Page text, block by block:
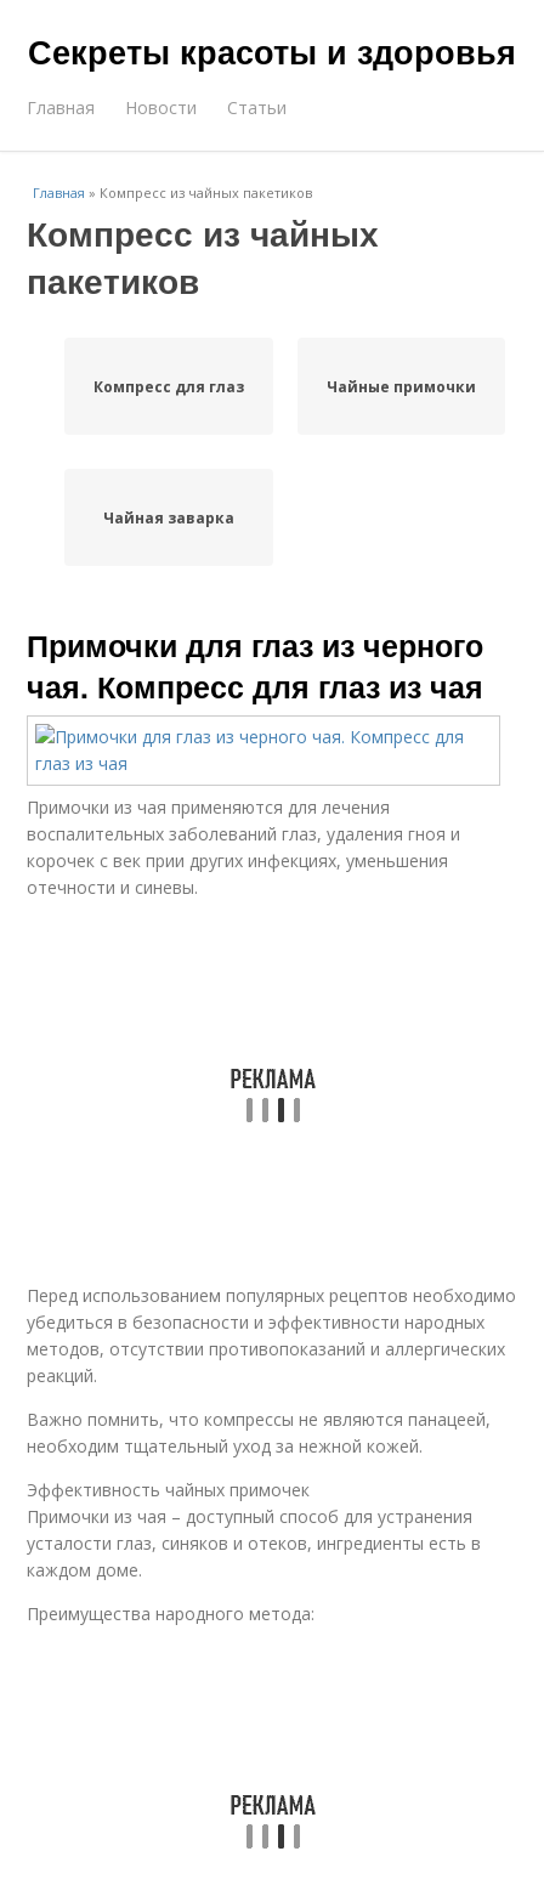
Секреты красоты и здоровья
Главная Новости Статьи
Главная » Компресс из чайных пакетиков
Компресс из чайных
пакетиков
Компресс для глаз Чайные примочки
Чайная заварка
Примочки для глаз из черного
чая. Компресс для глаз из чая
Примочки из чая применяются для лечения
воспалительных заболеваний глаз, удаления гноя и
корочек с век прии других инфекциях, уменьшения
отечности и синевы.
Перед использованием популярных рецептов необходимо
убедиться в безопасности и эффективности народных
методов, отсутствии противопоказаний и аллергических
реакций.
Важно помнить, что компрессы не являются панацеей,
необходим тщательный уход за нежной кожей.
Эффективность чайных примочек
Примочки из чая – доступный способ для устранения
усталости глаз, синяков и отеков, ингредиенты есть в
каждом доме.
Преимущества народного метода: